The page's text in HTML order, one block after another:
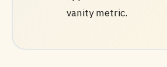
vanity metric.